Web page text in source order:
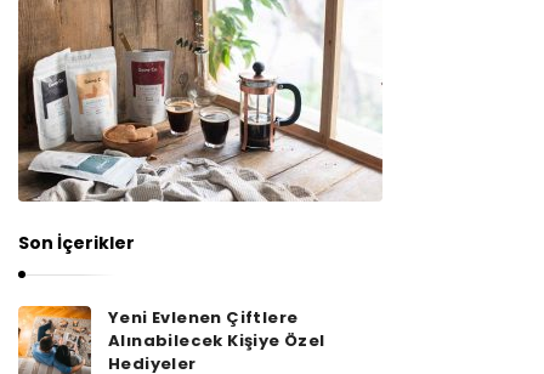
Son İçerikler
Yeni Evlenen Çiftlere
Alınabilecek Kişiye Özel
Hediyeler